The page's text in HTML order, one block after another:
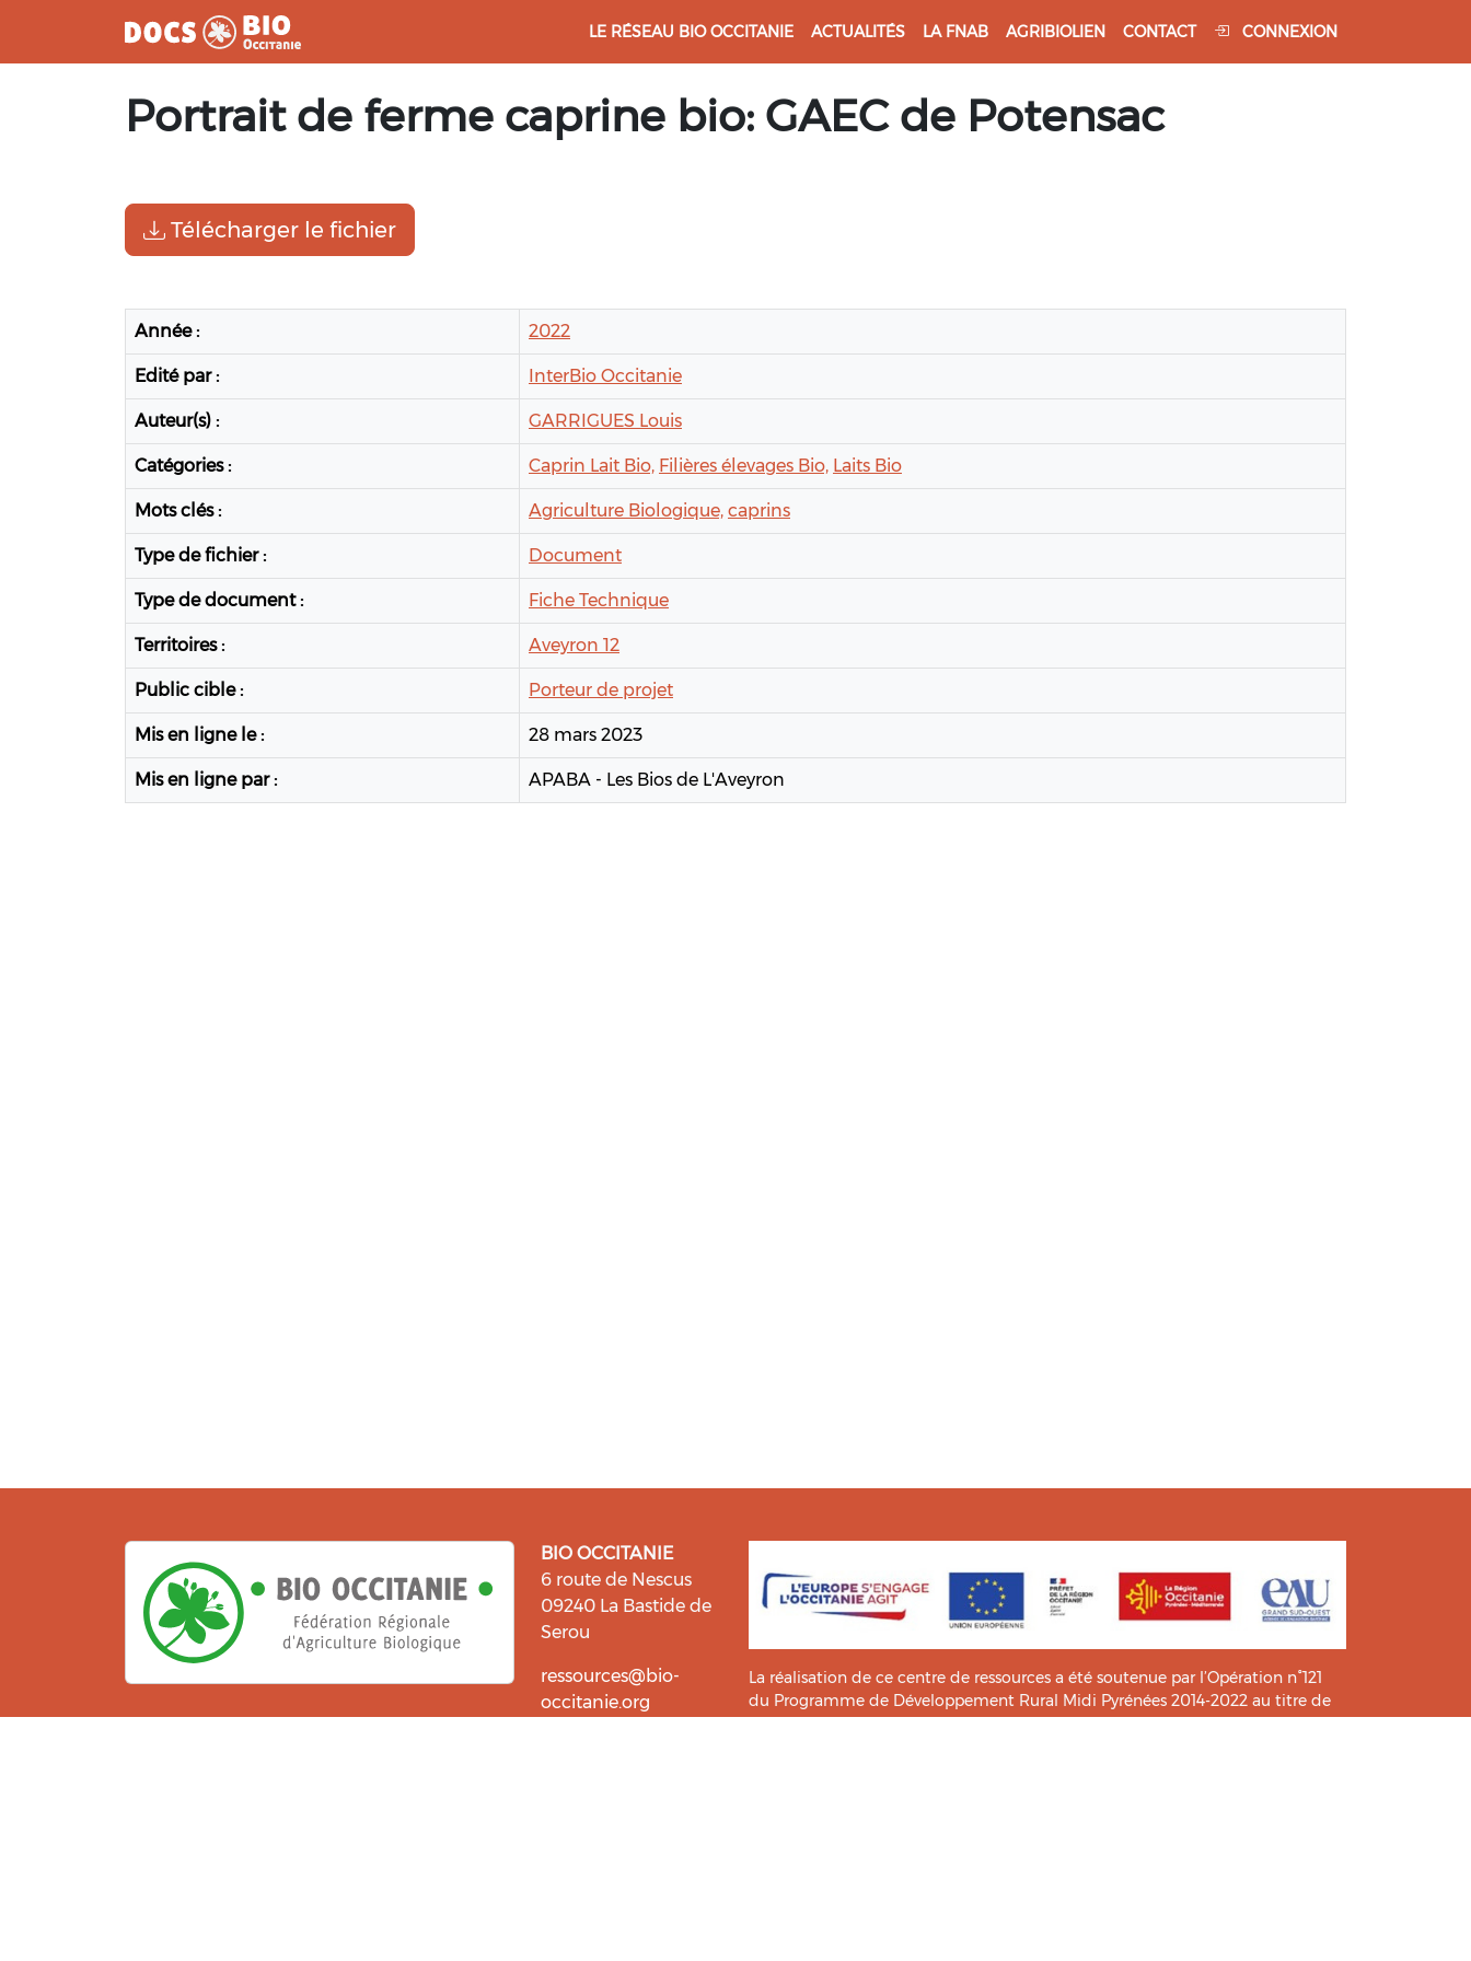
LE RÉSEAU BIO OCCITANIE ACTUALITÉS LA FNAB AGRIBIOLIEN CONTACT CONNEXION
Portrait de ferme caprine bio: GAEC de Potensac
Télécharger le fichier
Année : 2022
Edité par : InterBio Occitanie
Auteur(s) : GARRIGUES Louis
Catégories : Caprin Lait Bio, Filières élevages Bio, Laits Bio
Mots clés : Agriculture Biologique, caprins
Type de fichier : Document
Type de document : Fiche Technique
Territoires : Aveyron 12
Public cible : Porteur de projet
Mis en ligne le : 28 mars 2023
Mis en ligne par : APABA - Les Bios de L'Aveyron
BIO OCCITANIE
6 route de Nescus
09240 La Bastide de
Serou
ressources@bio-
occitanie.org
La réalisation de ce centre de ressources a été soutenue par l’Opération n°121
du Programme de Développement Rural Midi Pyrénées 2014-2022 au titre de
l’information et la diffusion de connaissance et de pratiques.